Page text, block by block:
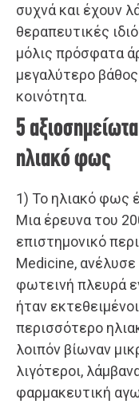
συχνά και έχουν
θεραπευτικές
μόλις πρόσφατα
μεγαλύτερο
κοινότητα.
5
ηλιακό φως
1) Το ηλιακό φως
Μια έρευνα του
επιστημονικό
Medicine, ανέλυσε
φωτεινή πλευρά
ήταν
περισσότερο
λοιπόν βίωναν
λιγότεροι,
φαρμακευτική